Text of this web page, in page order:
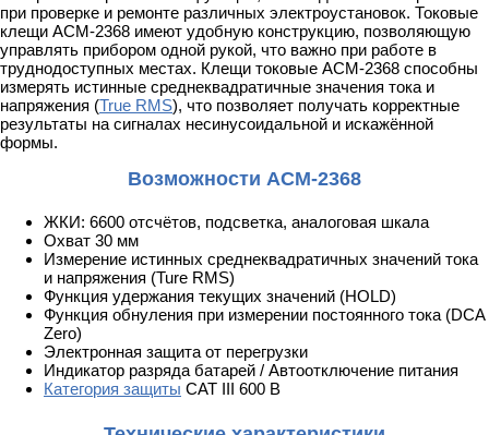
при проверке и ремонте различных электроустановок. Токовые
клещи АСМ-2368 имеют удобную конструкцию, позволяющую
управлять прибором одной рукой, что важно при работе в
труднодоступных местах. Клещи токовые АСМ-2368 способны
измерять истинные среднеквадратичные значения тока и
напряжения (True RMS), что позволяет получать корректные
результаты на сигналах несинусоидальной и искажённой
формы.
Возможности АСМ-2368
ЖКИ: 6600 отсчётов, подсветка, аналоговая шкала
Охват 30 мм
Измерение истинных среднеквадратичных значений тока
и напряжения (Ture RMS)
Функция удержания текущих значений (HOLD)
Функция обнуления при измерении постоянного тока (DCA
Zero)
Электронная защита от перегрузки
Индикатор разряда батарей / Автоотключение питания
Категория защиты CAT III 600 В